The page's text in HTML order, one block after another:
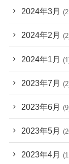
2024年3月
2024年2月
2024年1月
2023年7月
2023年6月
2023年5月
2023年4月